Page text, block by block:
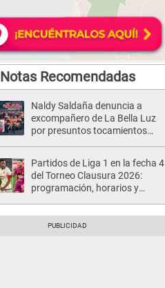
Notas Recomendadas
Naldy Saldaña denuncia a
excompañero de La Bella Luz
por presuntos tocamientos
Partidos de Liga 1 en la fecha 4
del Torneo Clausura 2026:
programación, horarios y